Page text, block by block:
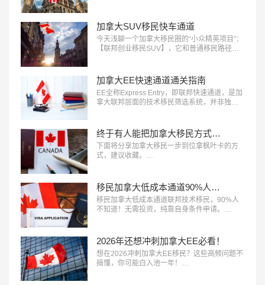
低、审批最快的加拿大省提名项目之一。…
加拿大SUV移民快车通道
今天浅聊一个加拿大移民圈的“小众精英项目”：
【联邦创业移民SUV​】，它和普通移民路径不
加拿大EE快速通道通关指南
EE全称Express Entry，即联邦快速通道，是加
拿大联邦层面的技术移民筛选系统，并非独立
打分制，移民局定期邀请高分申请人递交PR申
请，医疗、技工、法语人才成了优先邀请对
象。…
终于有人能把加拿大移民方式说清楚了
下面将分享加拿大移民​一步到位拿枫叶卡的方
式，建议收藏。…
移民加拿大低成本通道90%人不知道！
移民加拿大低成本通道联邦技术移民，90%人
不知道！无需投资，纯靠自身条件申请。…
2026年还想冲刺加拿大EE必看！
想在2026冲刺加拿大EE移民​？这些高频问题不
搞懂，你可能白入池一年！…